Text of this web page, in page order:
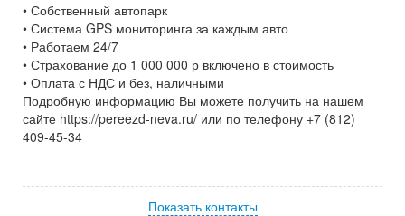
• Собственный автопарк
• Система GPS мониторинга за каждым авто
• Работаем 24/7
• Страхование до 1 000 000 р включено в стоимость
• Оплата с НДС и без, наличными
Подробную информацию Вы можете получить на нашем
сайте https://pereezd-neva.ru/ или по телефону +7 (812)
409-45-34
Показать контакты